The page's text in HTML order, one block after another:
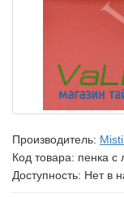
Производитель:
Код товара: пенка с
Доступность: Нет в